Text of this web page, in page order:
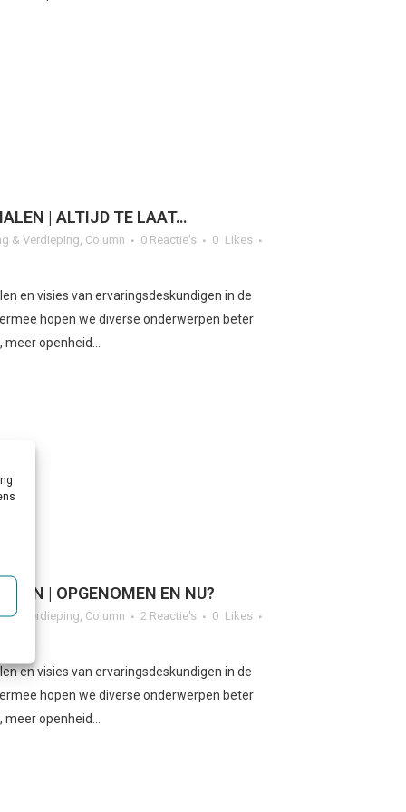
| ALTIJD TE LAAT…
& Verdieping, Column 0 Reactie's 0 Likes
en visies van ervaringsdeskundigen in de
hopen we diverse onderwerpen beter
openheid...
| OPGENOMEN EN NU?
& Verdieping, Column 2 Reactie's 0 Likes
en visies van ervaringsdeskundigen in de
hopen we diverse onderwerpen beter
openheid...